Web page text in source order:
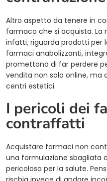
Altro aspetto da tenere in
farmaco che si acquista.
infatti, riguarda prodotti per
farmaci anabolizzanti,
promettono di far perdere
vendita non solo online, ma
centri estetici.
I pericoli dei
contraffatti
Acquistare farmaci non
una formulazione sbagliata
pericolosa per la salute.